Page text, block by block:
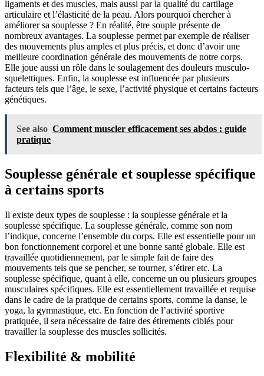
ligaments et des muscles, mais aussi par la qualité du cartilage
articulaire et l’élasticité de la peau. Alors pourquoi chercher à
améliorer sa souplesse ? En réalité, être souple présente de
nombreux avantages. La souplesse permet par exemple de réaliser
des mouvements plus amples et plus précis, et donc d’avoir une
meilleure coordination générale des mouvements de notre corps.
Elle joue aussi un rôle dans le soulagement des douleurs musculo-
squelettiques. Enfin, la souplesse est influencée par plusieurs
facteurs tels que l’âge, le sexe, l’activité physique et certains facteurs
génétiques.
See also Comment muscler efficacement ses abdos : guide
pratique
Souplesse générale et souplesse spécifique
à certains sports
Il existe deux types de souplesse : la souplesse générale et la
souplesse spécifique. La souplesse générale, comme son nom
l’indique, concerne l’ensemble du corps. Elle est essentielle pour un
bon fonctionnement corporel et une bonne santé globale. Elle est
travaillée quotidiennement, par le simple fait de faire des
mouvements tels que se pencher, se tourner, s’étirer etc. La
souplesse spécifique, quant à elle, concerne un ou plusieurs groupes
musculaires spécifiques. Elle est essentiellement travaillée et requise
dans le cadre de la pratique de certains sports, comme la danse, le
yoga, la gymnastique, etc. En fonction de l’activité sportive
pratiquée, il sera nécessaire de faire des étirements ciblés pour
travailler la souplesse des muscles sollicités.
Flexibilité & mobilité